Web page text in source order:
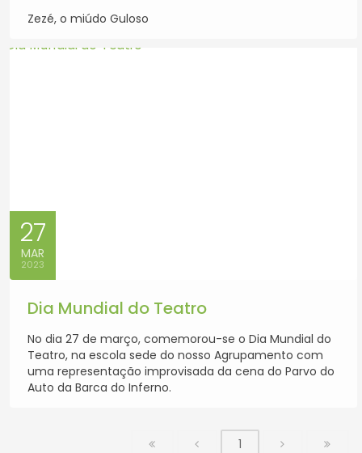
Zezé, o miúdo Guloso
27
MAR
2023
Dia Mundial do Teatro
No dia 27 de março, comemorou-se o Dia Mundial do
Teatro, na escola sede do nosso Agrupamento com
uma representação improvisada da cena do Parvo do
Auto da Barca do Inferno.
1